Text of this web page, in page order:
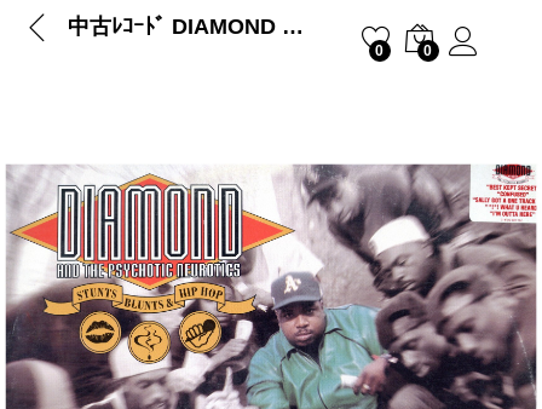
中古ﾚｺｰﾄﾞ DIAMOND and The Psychotic Neurotics – STUNTS, BLUNTS & HIP HOP
0 0